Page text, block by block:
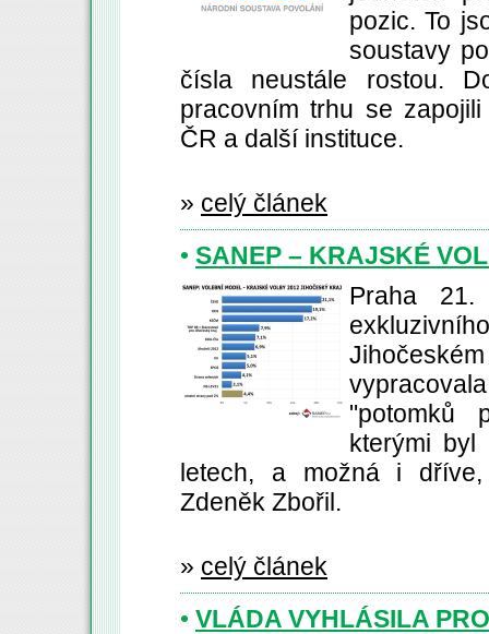
pozic. To
soustavy
čísla neustále rostou.
pracovním trhu se
ČR a další instituce.
» celý článek
• SANEP – KRAJSKÉ
Praha
"potomků
kterými
letech, a možná i dříve,
Zdeněk Zbořil.
» celý článek
• VLÁDA VYHLÁSILA